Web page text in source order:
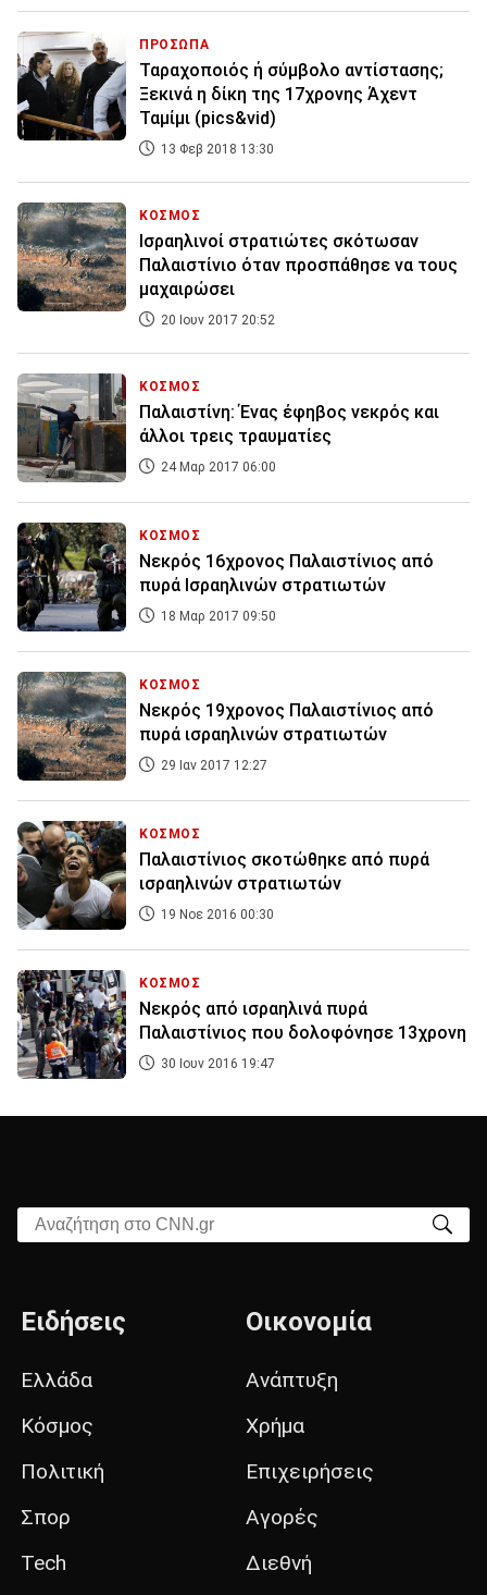
ΠΡΟΣΩΠΑ
Ταραχοποιός ή σύμβολο αντίστασης;
Ξεκινά η δίκη της 17χρονης Άχεντ
Ταμίμι (pics&vid)
13 Φεβ 2018 13:30
ΚΟΣΜΟΣ
Ισραηλινοί στρατιώτες σκότωσαν
Παλαιστίνιο όταν προσπάθησε να τους
μαχαιρώσει
20 Ιουν 2017 20:52
ΚΟΣΜΟΣ
Παλαιστίνη: Ένας έφηβος νεκρός και
άλλοι τρεις τραυματίες
24 Μαρ 2017 06:00
ΚΟΣΜΟΣ
Νεκρός 16χρονος Παλαιστίνιος από
πυρά Ισραηλινών στρατιωτών
18 Μαρ 2017 09:50
ΚΟΣΜΟΣ
Νεκρός 19χρονος Παλαιστίνιος από
πυρά ισραηλινών στρατιωτών
29 Ιαν 2017 12:27
ΚΟΣΜΟΣ
Παλαιστίνιος σκοτώθηκε από πυρά
ισραηλινών στρατιωτών
19 Νοε 2016 00:30
ΚΟΣΜΟΣ
Νεκρός από ισραηλινά πυρά
Παλαιστίνιος που δολοφόνησε 13χρονη
30 Ιουν 2016 19:47
Αναζήτηση στο CNN.gr
Ειδήσεις
Ελλάδα
Κόσμος
Πολιτική
Σπορ
Tech
Οικονομία
Ανάπτυξη
Χρήμα
Επιχειρήσεις
Αγορές
Διεθνή